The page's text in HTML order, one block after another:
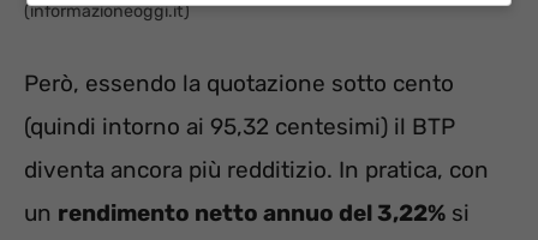
(informazioneoggi.it)
Però, essendo la quotazione sotto cento
(quindi intorno ai 95,32 centesimi) il BTP
diventa ancora più redditizio. In pratica, con
un rendimento netto annuo del 3,22% si